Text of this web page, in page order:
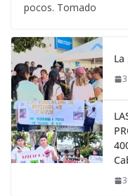
pocos. Tomado